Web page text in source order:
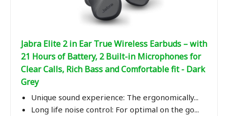
Jabra Elite 2 in Ear True Wireless Earbuds – with
21 Hours of Battery, 2 Built-in Microphones for
Clear Calls, Rich Bass and Comfortable fit - Dark
Grey
Unique sound experience: The ergonomically...
Long life noise control: For optimal on the go...